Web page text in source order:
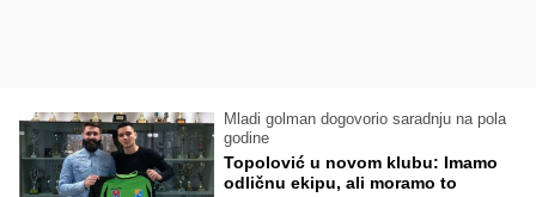
Mladi golman dogovorio saradnju na pola
godine
Topolović u novom klubu: Imamo
odličnu ekipu, ali moramo to